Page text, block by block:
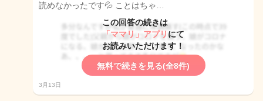
読めなかったです💦 ことはちゃ…
この回答の続きは
「ママリ」アプリ にて
お読みいただけます！
無料で続きを見る(全8件)
3月13日